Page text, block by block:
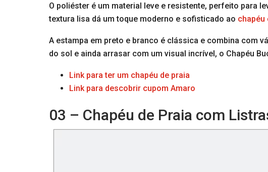
O poliéster é um material leve e resistente, perfeito para
textura lisa dá um toque moderno e sofisticado ao chapéu
A estampa em preto e branco é clássica e combina com
do sol e ainda arrasar com um visual incrível, o Chapéu
Link para ter um chapéu de praia
Link para descobrir cupom Amaro
03 – Chapéu de Praia com